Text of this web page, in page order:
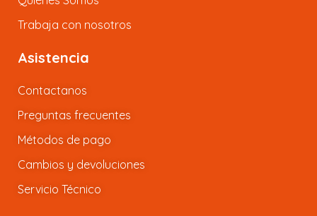
Trabaja con nosotros
Asistencia
Contactanos
Preguntas frecuentes
Métodos de pago
Cambios y devoluciones
Servicio Técnico